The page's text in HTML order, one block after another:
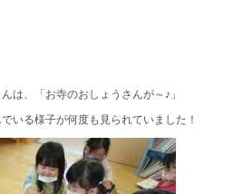
は、「お寺のおしょうさんが～♪」
いる様子が何度も見られていました！